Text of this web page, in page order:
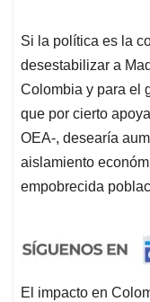
Si la política es la
desestabilizar a
Colombia y para el
que por cierto
OEA-, desearía
aislamiento
empobrecida
El impacto en